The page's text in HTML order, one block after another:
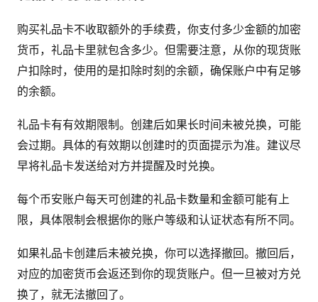
购买礼品卡不收取额外的手续费，你支付多少金额的加密
货币，礼品卡里就包含多少。但需要注意，从你的现货账
户扣除时，使用的是扣除时刻的余额，确保账户中有足够
的余额。
礼品卡有有效期限制。创建后如果长时间未被兑换，可能
会过期。具体的有效期以创建时的页面提示为准。建议尽
早将礼品卡发送给对方并提醒及时兑换。
每个币安账户每天可创建的礼品卡数量和金额可能有上
限，具体限制会根据你的账户等级和认证状态有所不同。
如果礼品卡创建后未被兑换，你可以选择撤回。撤回后，
对应的加密货币会返还到你的现货账户。但一旦被对方兑
换了，就无法撤回了。